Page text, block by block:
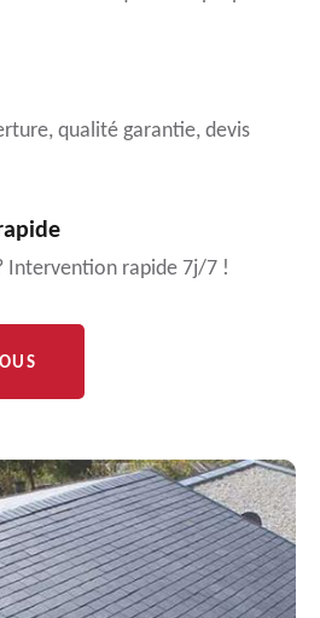
qualité garantie, devis
Intervention rapide 7j/7 !